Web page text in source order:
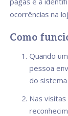
ocorrências na
Como
Quando
pessoa
do sistema
Nas